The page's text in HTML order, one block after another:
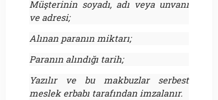
Müşterinin soyadı, adı veya unvanı
ve adresi;
Alınan paranın miktarı;
Paranın alındığı tarih;
Yazılır ve bu makbuzlar serbest
meslek erbabı tarafından imzalanır.